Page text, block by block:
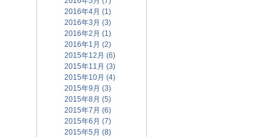
2016年4月 (1)
2016年3月 (3)
2016年2月 (1)
2016年1月 (2)
2015年12月 (6)
2015年11月 (3)
2015年10月 (4)
2015年9月 (3)
2015年8月 (5)
2015年7月 (6)
2015年6月 (7)
2015年5月 (8)